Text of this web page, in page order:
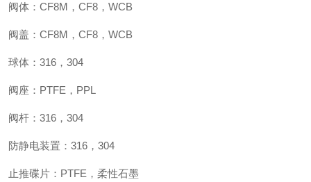
阀体：CF8M，CF8，WCB
阀盖：CF8M，CF8，WCB
球体：316，304
阀座：PTFE，PPL
阀杆：316，304
防静电装置：316，304
止推碟片：PTFE，柔性石墨